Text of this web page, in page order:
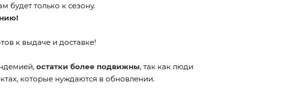
будет только к сезону.
к выдаче и доставке!
остатки более подвижны, так как люди
которые нуждаются в обновлении.